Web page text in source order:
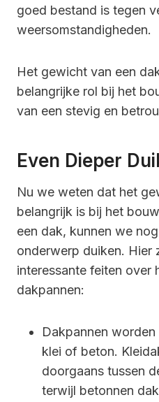
goed bestand is tegen
weersomstandigheden.
Het gewicht van een
belangrijke rol bij het
van een stevig en
Even Dieper
Nu we weten dat het
belangrijk is bij het
een dak, kunnen we
onderwerp duiken. Hier
interessante feiten over
dakpannen:
Dakpannen
klei of beton.
doorgaans tussen
terwijl betonnen